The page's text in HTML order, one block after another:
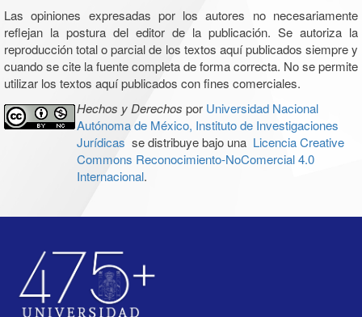
Las opiniones expresadas por los autores no necesariamente
reflejan la postura del editor de la publicación. Se autoriza la
reproducción total o parcial de los textos aquí publicados siempre y
cuando se cite la fuente completa de forma correcta. No se permite
utilizar los textos aquí publicados con fines comerciales.
Hechos y Derechos por Universidad Nacional
Autónoma de México, Instituto de Investigaciones
Jurídicas se distribuye bajo una Licencia Creative
Commons Reconocimiento-NoComercial 4.0
Internacional.